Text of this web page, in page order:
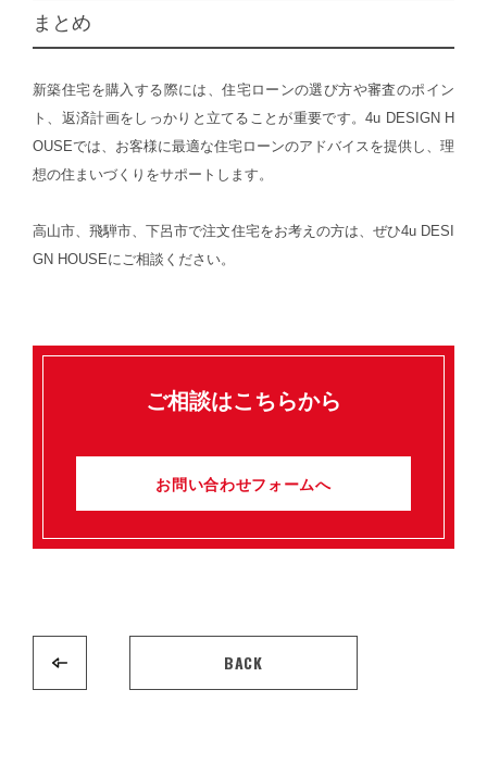
まとめ
新築住宅を購入する際には、住宅ローンの選び方や審査のポイン
ト、返済計画をしっかりと立てることが重要です。4u DESIGN H
OUSEでは、お客様に最適な住宅ローンのアドバイスを提供し、理
想の住まいづくりをサポートします。
高山市、飛騨市、下呂市で注文住宅をお考えの方は、ぜひ4u DESI
GN HOUSEにご相談ください。
ご相談はこちらから
お問い合わせフォームへ
BACK